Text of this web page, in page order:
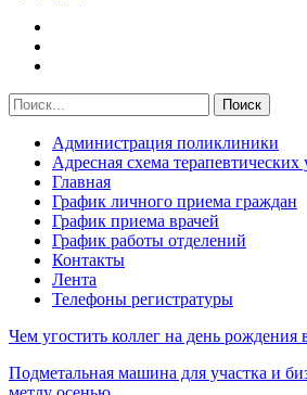
Администрация поликлиники
Адресная схема терапевтических
Главная
График личного приема граждан
График приема врачей
График работы отделений
Контакты
Лента
Телефоны регистратуры
Чем угостить коллег на день рождения
Подметальная машина для участка и